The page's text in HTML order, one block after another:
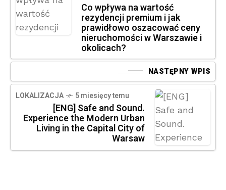
Co wpływa na wartość
rezydencji premium i jak
prawidłowo oszacować ceny
nieruchomości w Warszawie i
okolicach?
NASTĘPNY WPIS
LOKALIZACJA 5 miesięcy temu
[ENG] Safe and Sound.
Experience the Modern Urban
Living in the Capital City of
Warsaw